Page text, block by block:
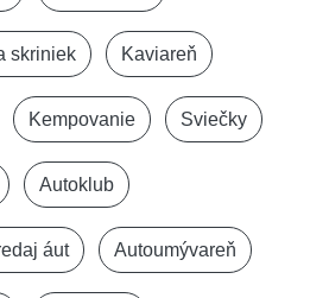
skriniek Kaviareň
Kempovanie Sviečky
Autoklub
áut Autoumývareň